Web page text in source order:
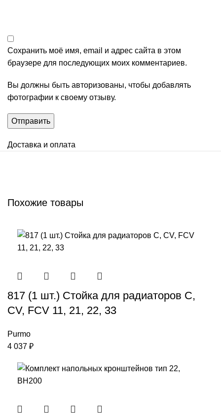
Сохранить моё имя, email и адрес сайта в этом
браузере для последующих моих комментариев.
Вы должны быть авторизованы, чтобы добавлять
фотографии к своему отзыву.
Доставка и оплата
Похожие товары
817 (1 шт.) Стойка для радиаторов C,
CV, FCV 11, 21, 22, 33
Purmo
4 037 ₽